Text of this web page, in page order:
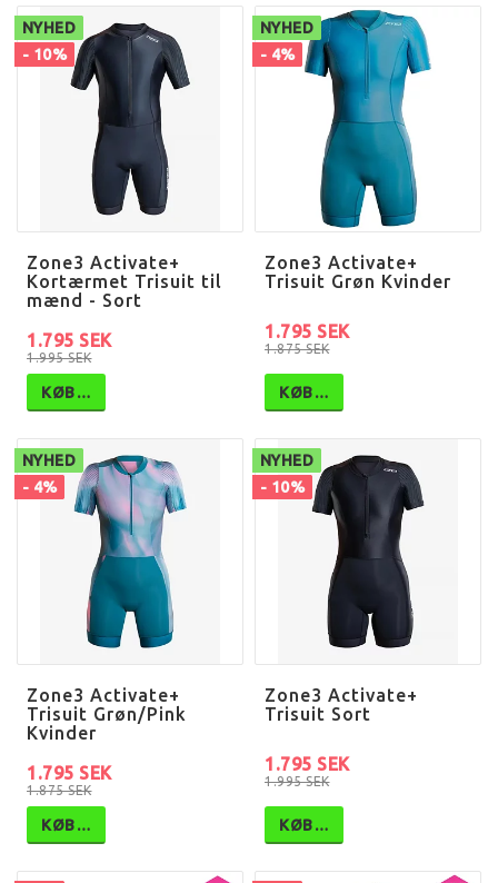
NYHED
- 10%
Zone3 Activate+
Kortærmet Trisuit til
mænd - Sort
1.995 SEK
1.795 SEK
KØB…
NYHED
- 4%
Zone3 Activate+
Trisuit Grøn Kvinder
1.875 SEK
1.795 SEK
KØB…
NYHED
- 4%
Zone3 Activate+
Trisuit Grøn/Pink
Kvinder
1.875 SEK
1.795 SEK
KØB…
NYHED
- 10%
Zone3 Activate+
Trisuit Sort
1.995 SEK
1.795 SEK
KØB…